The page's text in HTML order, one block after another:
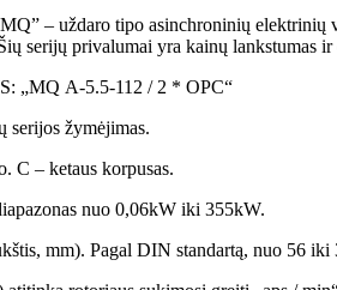
– uždaro tipo asinchroninių
serijų privalumai yra kainų lankstumas
„MQ A-5.5-112 / 2 * OPC“
serijos žymėjimas.
C – ketaus korpusas.
nuo 0,06kW iki 355kW.
mm). Pagal DIN standartą, nuo 56 iki